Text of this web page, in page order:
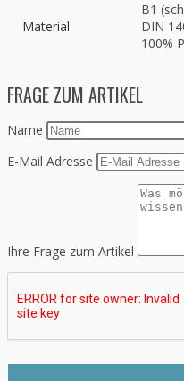
Material
B1
DIN
100%
FRAGE ZUM ARTIKEL
Name
E-Mail Adresse
Ihre Frage zum Artikel